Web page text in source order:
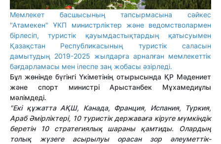
Мемлекет басшысының тапсырмасына сәйкес
"Атамекен" ҰКП министрліктер және ведомстволармен
бірлесіп, туристік қауымдастықтардың қатысуымен
Қазақстан Республикасының туристік саласын
дамытудың 2019-2025 жылдарға арналған мемлекеттік
бағдарламасы мен ілеспе заң жобасы әзірледі.
Бұл жөнінде бүгінгі Үкіметінің отырысында ҚР Мәдениет
және спорт министрі Арыстанбек Мұхамедиұлы
мәлімдеді.
"Екі құжатта АҚШ, Канада, Франция, Испания, Түркия,
Араб Әмірліктері, 10 туристік державаға кіруге мүмкіндік
беретін 10 стратегиялық шараны қамтиды. Олардың
толық жүзеге асырылуы орасан зор әлеуметтік-